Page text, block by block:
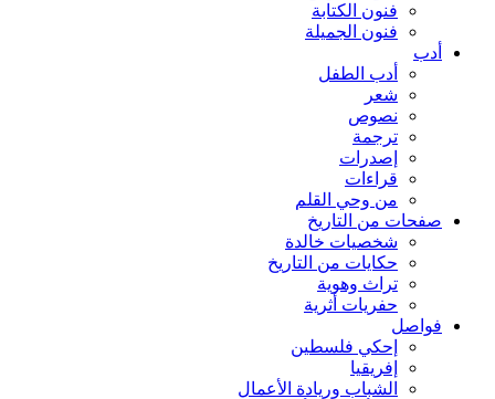
فنون الكتابة
فنون الجميلة
أدب
أدب الطفل
شعر
نصوص
ترجمة
إصدرات
قراءات
من وحي القلم
صفحات من التاريخ
شخصيات خالدة
حكايات من التاريخ
تراث وهوية
حفريات أثرية
فواصل
إحكي فلسطين
إفريقيا
الشباب وريادة الأعمال